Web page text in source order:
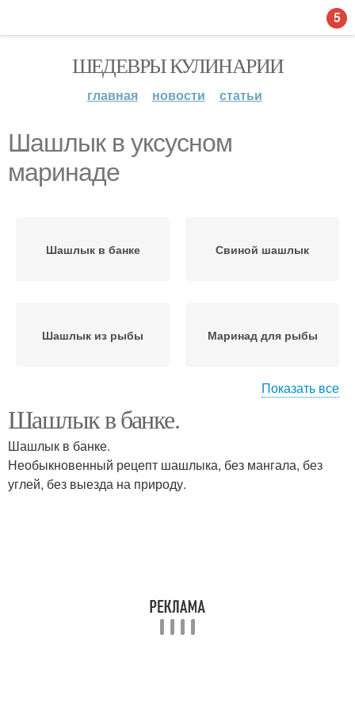
ШЕДЕВРЫ КУЛИНАРИИ
главная новости статьи
Шашлык в уксусном
маринаде
Шашлык в банке Свиной шашлык
Шашлык из рыбы Маринад для рыбы
Шашлык из свинины
Показать все
Шашлык в банке.
Шашлык в банке.
Необыкновенный рецепт шашлыка, без мангала, без
углей, без выезда на природу.
5